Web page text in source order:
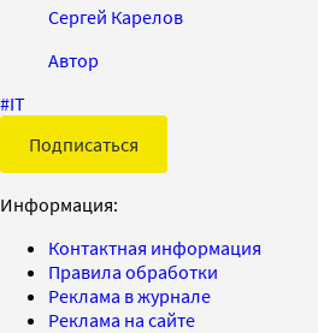
Сергей Карелов
Автор
#IT
Подписаться
Информация:
Контактная информация
Правила обработки
Реклама в журнале
Реклама на сайте